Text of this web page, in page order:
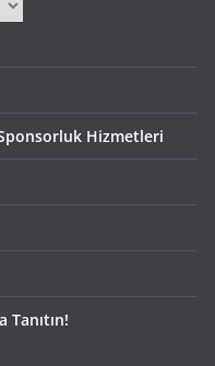
Hizmetleri
Tanıtın!